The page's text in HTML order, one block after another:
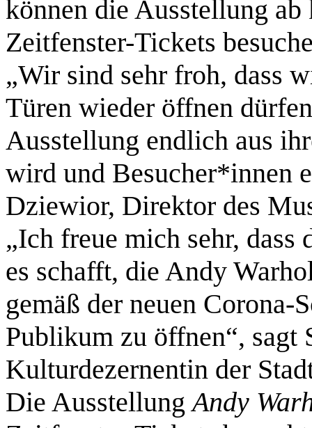
können die Ausstellung
Zeitfenster-Tickets
„Wir sind sehr froh, dass
Türen wieder öffnen
Ausstellung endlich aus
wird und Besucher*innen
Dziewior, Direktor des
„Ich freue mich sehr, dass
es schafft, die Andy
gemäß der neuen Corona-
Publikum zu öffnen“, sagt
Kulturdezernentin der
Die AusstellungAndy